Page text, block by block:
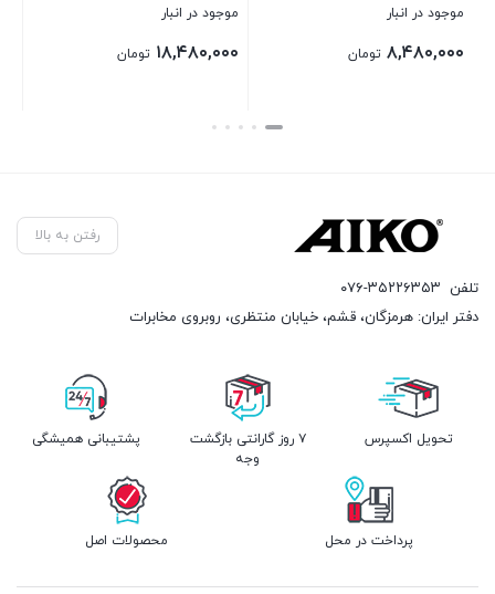
تومان تومان
رفتن به بالا
تلفن ۰۷۶-۳۵۲۲۶۳۵۳
دفتر ایران: هرمزگان، قشم، خیابان منتظری، روبروی مخابرات
تحویل اکسپرس
۷ روز گارانتی بازگشت
وجه
پشتیبانی همیشگی
پرداخت در محل محصولات اصل